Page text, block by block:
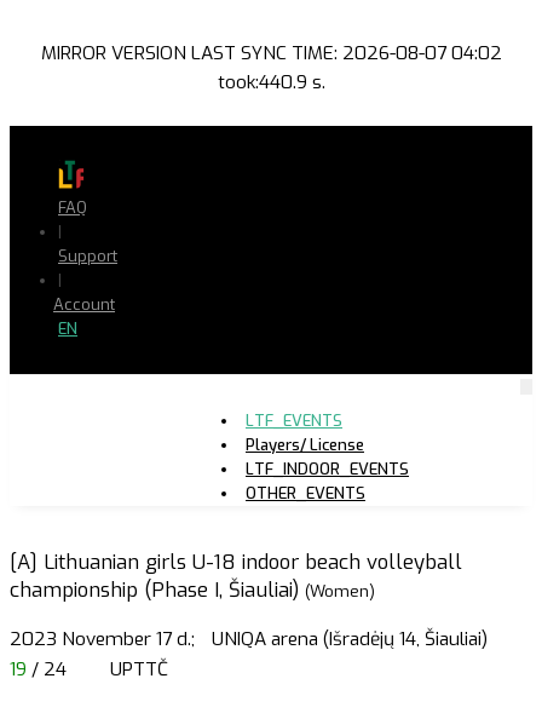
MIRROR VERSION LAST SYNC TIME: 2026-08-07 04:02
took:440.9 s.
FAQ
|
Support
|
Account
EN
LTF_EVENTS
Players/ License
LTF_INDOOR_EVENTS
OTHER_EVENTS
[A] Lithuanian girls U-18 indoor beach volleyball
championship (Phase I, Šiauliai) (Women)
2023 November 17 d.;
UNIQA arena (Išradėjų 14, Šiauliai)
19 / 24 UPTTČ